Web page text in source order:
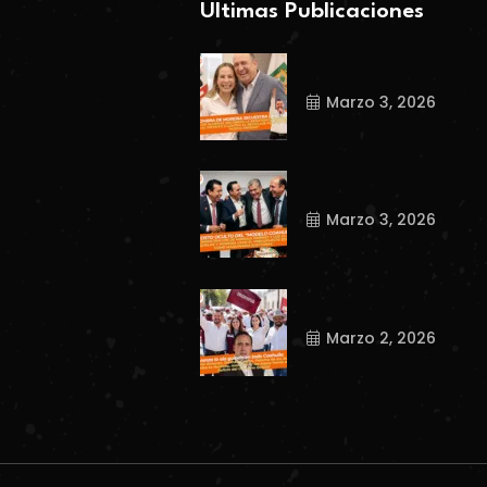
Ultimas Publicaciones
Marzo 3, 2026
Marzo 3, 2026
Marzo 2, 2026